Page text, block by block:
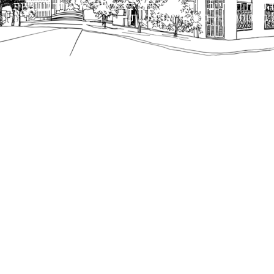
הנוסח המחייב הוא זה הקבוע בהוראות הדין הרלוונטיות
כפי שתהיינה בתוקף מעת לעת.